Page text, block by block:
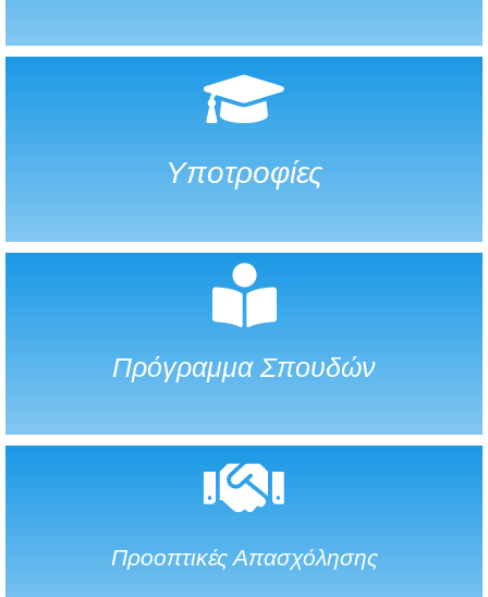
Υποτροφίες
Πρόγραμμα Σπουδών
Προοπτικές Απασχόλησης